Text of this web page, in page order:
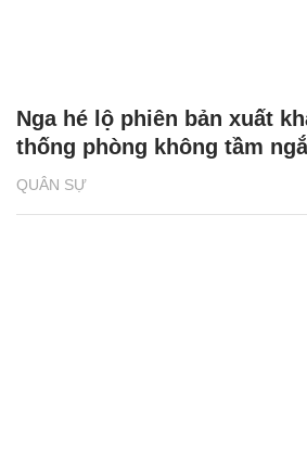
QUÂN SỰ
Nga hé lộ phiên bản xuất
thống phòng không tầm